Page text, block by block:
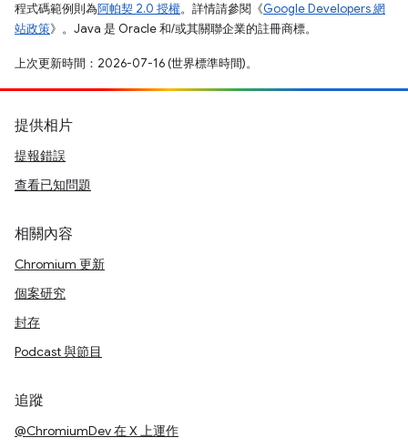
程式碼範例則為阿帕契 2.0 授權。詳情請參閱《Google Developers 網
站政策》。Java 是 Oracle 和/或其關聯企業的註冊商標。
上次更新時間：2026-07-16 (世界標準時間)。
提供相片
提報錯誤
查看已知問題
相關內容
Chromium 更新
個案研究
封存
Podcast 與節目
追蹤
@ChromiumDev 在 X 上運作